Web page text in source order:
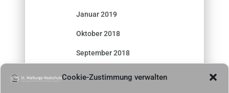
Cookie-Zustimmung verwalten
Januar 2019
Oktober 2018
September 2018